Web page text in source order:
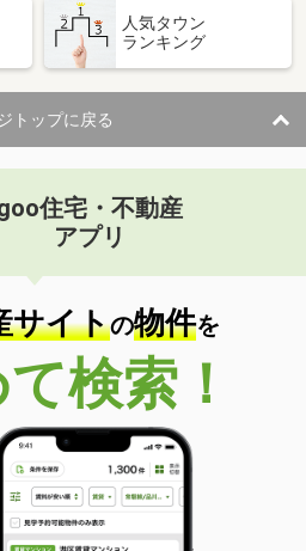
人気タウン
ランキング
トップに戻る
住宅・不動産
アプリ
サイトの物件を
検索！